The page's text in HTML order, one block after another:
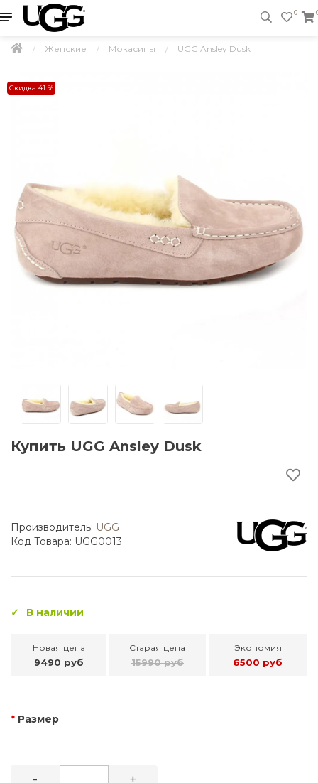
0
Женские Мокасины UGG Ansley Dusk
Скидка 41 %
Купить UGG Ansley Dusk
Производитель: UGG
Код Товара: UGG0013
В наличии
Новая цена
9490 руб
Старая цена
15990 руб
Экономия
6500 руб
Размер
- +